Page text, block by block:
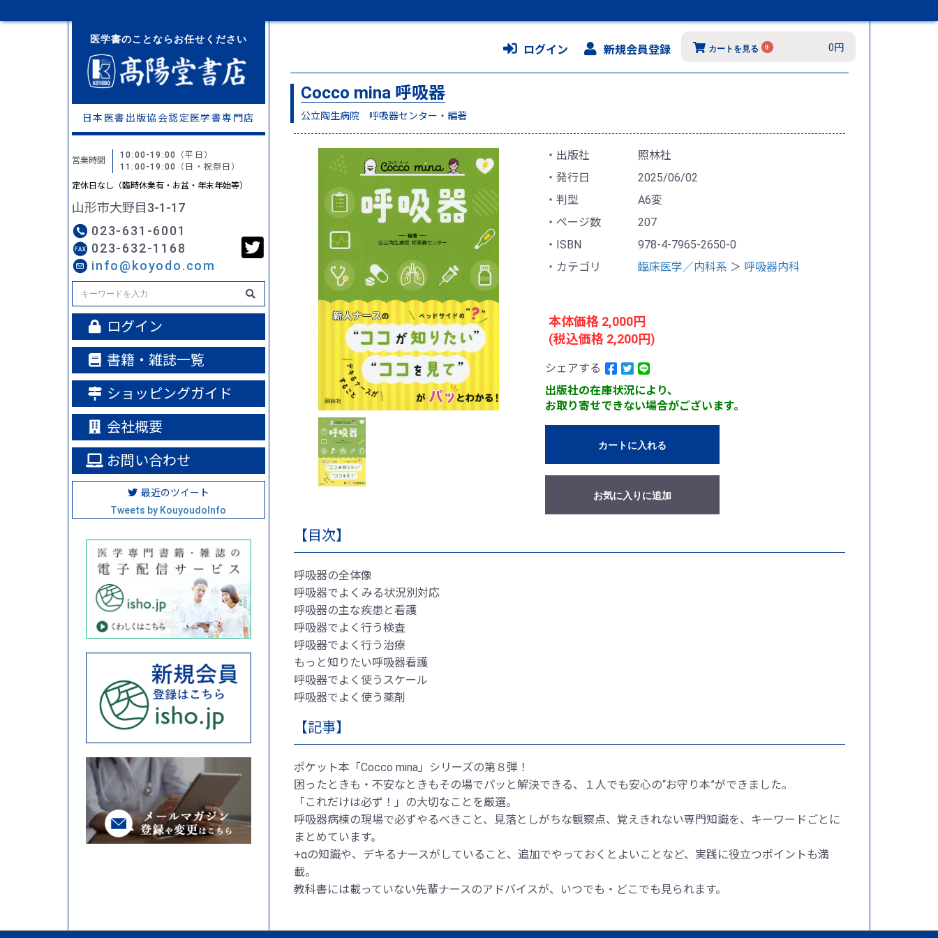
医学書のことならお任せください
日本医書出版協会認定医学書専門店
営業時間
10:00-19:00
（平日）
11:00-19:00
（日・祝祭日）
定休日なし（臨時休業有・お盆・年末年始等）
山形市大野目3-1-17
023-631-6001
023-632-1168
info@koyodo.com
ログイン
書籍・雑誌一覧
ショッピングガイド
会社概要
お問い合わせ
最近のツイート
Tweets by KouyoudoInfo
ログイン 新規会員登録 カートを見る 0 0円
Cocco mina 呼吸器
公立陶生病院 呼吸器センター・編著
出版社
照林社
発行日
2025/06/02
判型
A6変
ページ数
207
ISBN
978-4-7965-2650-0
カテゴリ
臨床医学／内科系 ＞ 呼吸器内科
本体価格 2,000円
(税込価格 2,200円)
シェアする
出版社の在庫状況により、
お取り寄せできない場合がございます。
カートに入れる
お気に入りに追加
【目次】
呼吸器の全体像
呼吸器でよくみる状況別対応
呼吸器の主な疾患と看護
呼吸器でよく行う検査
呼吸器でよく行う治療
もっと知りたい呼吸器看護
呼吸器でよく使うスケール
呼吸器でよく使う薬剤
【記事】
ポケット本「Cocco mina」シリーズの第８弾！
困ったときも・不安なときもその場でパッと解決できる、１人でも安心の“お守り本”ができました。
「これだけは必ず！」の大切なことを厳選。
呼吸器病棟の現場で必ずやるべきこと、見落としがちな観察点、覚えきれない専門知識を、キーワードごとに
まとめています。
+αの知識や、デキるナースがしていること、追加でやっておくとよいことなど、実践に役立つポイントも満
載。
教科書には載っていない先輩ナースのアドバイスが、いつでも・どこでも見られます。